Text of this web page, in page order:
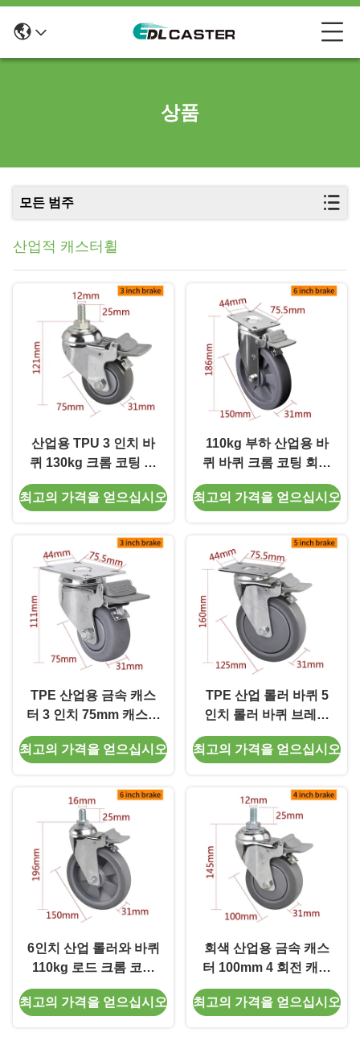
상품
모든 범주
산업적 캐스터휠
산업용 TPU 3 인치 바
퀴 130kg 크롬 코팅 스
핀드 스윙 / 브레이크
최고의 가격을 얻으십시오
110kg 부하 산업용 바
퀴 바퀴 크롬 코팅 회전
판 바퀴
최고의 가격을 얻으십시오
TPE 산업용 금속 캐스
터 3 인치 75mm 캐스터
휠 5723P-57
최고의 가격을 얻으십시오
TPE 산업 롤러 바퀴 5
인치 롤러 바퀴 브레이
크 5725P-57
최고의 가격을 얻으십시오
6인치 산업 롤러와 바퀴
110kg 로드 크롬 코팅
5726S-57
최고의 가격을 얻으십시오
회색 산업용 금속 캐스
터 100mm 4 회전 캐스
터 바퀴 5724S-57
최고의 가격을 얻으십시오